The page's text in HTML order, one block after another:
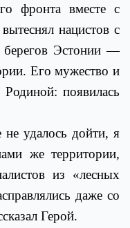
фронта вместе с
нацистов с
берегов Эстонии —
Его мужество и
появилась
удалось дойти, я
же территории,
из «лесных
даже со
Герой.